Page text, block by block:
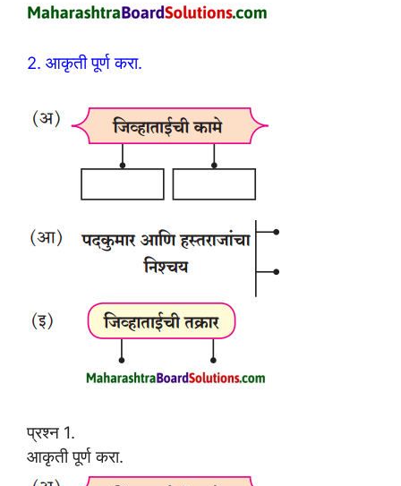
2. आकृती पूर्ण करा.
प्रश्न 1.
आकृती पूर्ण करा.